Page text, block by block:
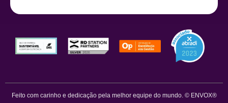
Feito com carinho e dedicação pela melhor equipe do mundo. © ENVOX®